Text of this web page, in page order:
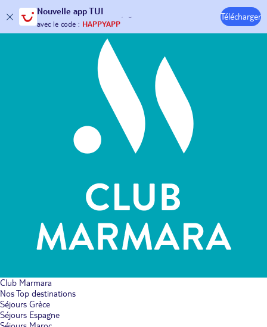
Nouvelle app TUI
30€ offerts*sur votrevoyage !
avec le code :HAPPYAPP
Télécharger
Hôtels & Clubs
Club Marmara
Nos Top destinations
Séjours Grèce
Séjours Espagne